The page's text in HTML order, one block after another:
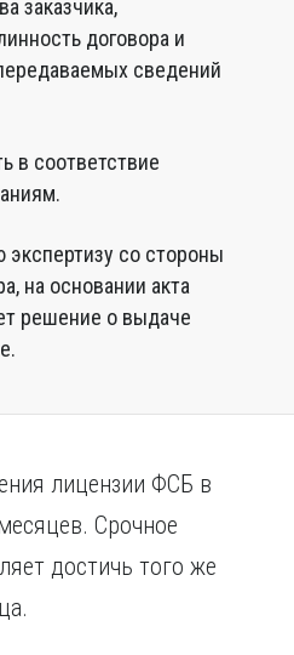
заказчика,
договора и
сведений
в соответствие
экспертизу со стороны
на основании акта
решение о выдаче
лицензии ФСБ в
Срочное
достичь того же